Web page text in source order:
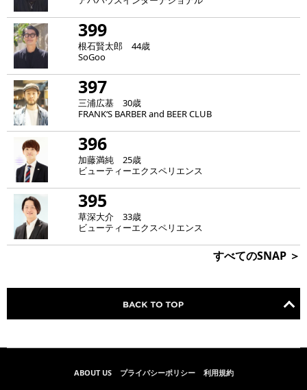
399
根石賢太郎 44歳
SoGoo
397
三浦広基 30歳
FRANK‘S BARBER and BEER CLUB
396
加藤満純 25歳
ビューティーエクスペリエンス
395
草深大介 33歳
ビューティーエクスペリエンス
すべてのSNAP ＞
ABOUT US プライバシーポリシー 利用規約